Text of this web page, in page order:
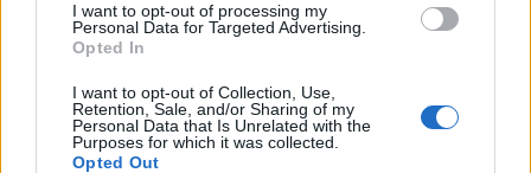
I want to opt-out of processing my
Personal Data for Targeted Advertising.
Opted In
I want to opt-out of Collection, Use,
Retention, Sale, and/or Sharing of my
Personal Data that Is Unrelated with the
Purposes for which it was collected.
Opted Out
Salome Nolega with Luya Girls:Mulima Hale–
LONELY(Harmony Korine, 2007)